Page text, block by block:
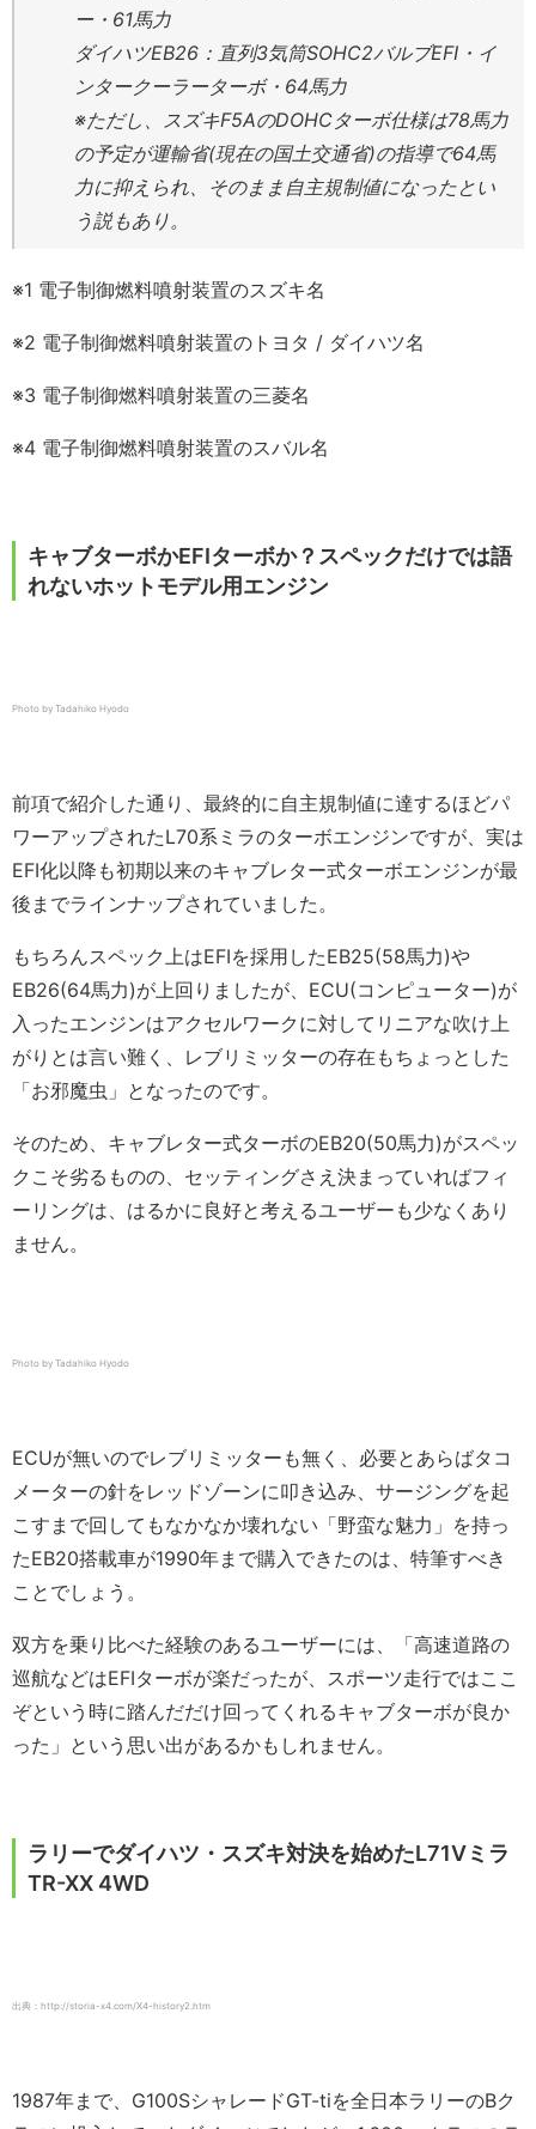
ー・61馬力
ダイハツEB26：直列3気筒SOHC2バルブEFI・イ
ンタークーラーターボ・64馬力
※ただし、スズキF5AのDOHCターボ仕様は78馬力
の予定が運輸省(現在の国土交通省)の指導で64馬
力に抑えられ、そのまま自主規制値になったとい
う説もあり。
※1 電子制御燃料噴射装置のスズキ名
※2 電子制御燃料噴射装置のトヨタ / ダイハツ名
※3 電子制御燃料噴射装置の三菱名
※4 電子制御燃料噴射装置のスバル名
キャブターボかEFIターボか？スペックだけでは語
れないホットモデル用エンジン
Photo by Tadahiko Hyodo
前項で紹介した通り、最終的に自主規制値に達するほどパ
ワーアップされたL70系ミラのターボエンジンですが、実は
EFI化以降も初期以来のキャブレター式ターボエンジンが最
後までラインナップされていました。
もちろんスペック上はEFIを採用したEB25(58馬力)や
EB26(64馬力)が上回りましたが、ECU(コンピューター)が
入ったエンジンはアクセルワークに対してリニアな吹け上
がりとは言い難く、レブリミッターの存在もちょっとした
「お邪魔虫」となったのです。
そのため、キャブレター式ターボのEB20(50馬力)がスペッ
クこそ劣るものの、セッティングさえ決まっていればフィ
ーリングは、はるかに良好と考えるユーザーも少なくあり
ません。
Photo by Tadahiko Hyodo
ECUが無いのでレブリミッターも無く、必要とあらばタコ
メーターの針をレッドゾーンに叩き込み、サージングを起
こすまで回してもなかなか壊れない「野蛮な魅力」を持っ
たEB20搭載車が1990年まで購入できたのは、特筆すべき
ことでしょう。
双方を乗り比べた経験のあるユーザーには、「高速道路の
巡航などはEFIターボが楽だったが、スポーツ走行ではここ
ぞという時に踏んだだけ回ってくれるキャブターボが良か
った」という思い出があるかもしれません。
ラリーでダイハツ・スズキ対決を始めたL71Vミラ
TR-XX 4WD
出典：http://storia-x4.com/X4-history2.htm
1987年まで、G100SシャレードGT-tiを全日本ラリーのBク